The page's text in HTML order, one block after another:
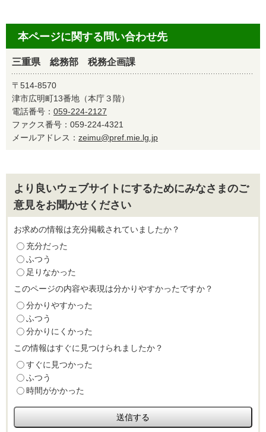
本ページに関する問い合わせ先
三重県 総務部 税務企画課
〒514-8570
津市広明町13番地（本庁３階）
電話番号： 059-224-2127
ファクス番号：059-224-4321
メールアドレス： zeimu@pref.mie.lg.jp
より良いウェブサイトにするためにみなさまのご
意見をお聞かせください
お求めの情報は充分掲載されていましたか？
充分だった
ふつう
足りなかった
このページの内容や表現は分かりやすかったですか？
分かりやすかった
ふつう
分かりにくかった
この情報はすぐに見つけられましたか？
すぐに見つかった
ふつう
時間がかかった